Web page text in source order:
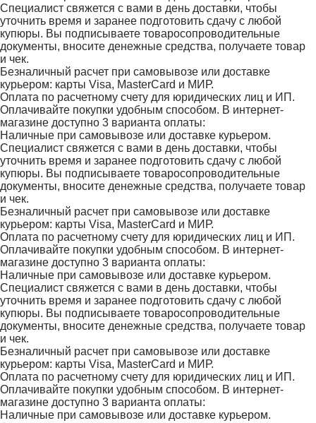
Специалист свяжется с вами в день доставки, чтобы
уточнить время и заранее подготовить сдачу с любой
купюры. Вы подписываете товаросопроводительные
документы, вносите денежные средства, получаете товар
и чек.
Безналичный расчет при самовывозе или доставке
курьером: карты Visa, MasterCard и МИР.
Оплата по расчетному счету для юридических лиц и ИП.
Оплачивайте покупки удобным способом. В интернет-
магазине доступно 3 варианта оплаты:
Наличные при самовывозе или доставке курьером.
Специалист свяжется с вами в день доставки, чтобы
уточнить время и заранее подготовить сдачу с любой
купюры. Вы подписываете товаросопроводительные
документы, вносите денежные средства, получаете товар
и чек.
Безналичный расчет при самовывозе или доставке
курьером: карты Visa, MasterCard и МИР.
Оплата по расчетному счету для юридических лиц и ИП.
Оплачивайте покупки удобным способом. В интернет-
магазине доступно 3 варианта оплаты:
Наличные при самовывозе или доставке курьером.
Специалист свяжется с вами в день доставки, чтобы
уточнить время и заранее подготовить сдачу с любой
купюры. Вы подписываете товаросопроводительные
документы, вносите денежные средства, получаете товар
и чек.
Безналичный расчет при самовывозе или доставке
курьером: карты Visa, MasterCard и МИР.
Оплата по расчетному счету для юридических лиц и ИП.
Оплачивайте покупки удобным способом. В интернет-
магазине доступно 3 варианта оплаты:
Наличные при самовывозе или доставке курьером.